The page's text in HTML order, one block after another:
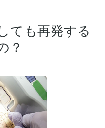
ても再発する
？